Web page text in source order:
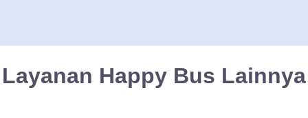
Layanan Happy Bus Lainnya